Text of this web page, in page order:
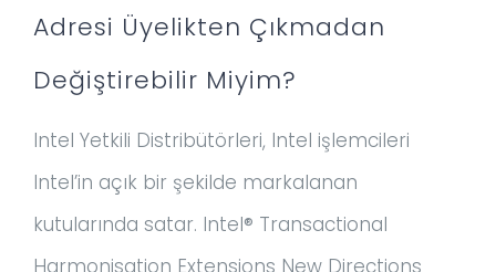
Adresi Üyelikten Çıkmadan
Değiştirebilir Miyim?
Intel Yetkili Distribütörleri, Intel işlemcileri
Intel’in açık bir şekilde markalanan
kutularında satar. Intel® Transactional